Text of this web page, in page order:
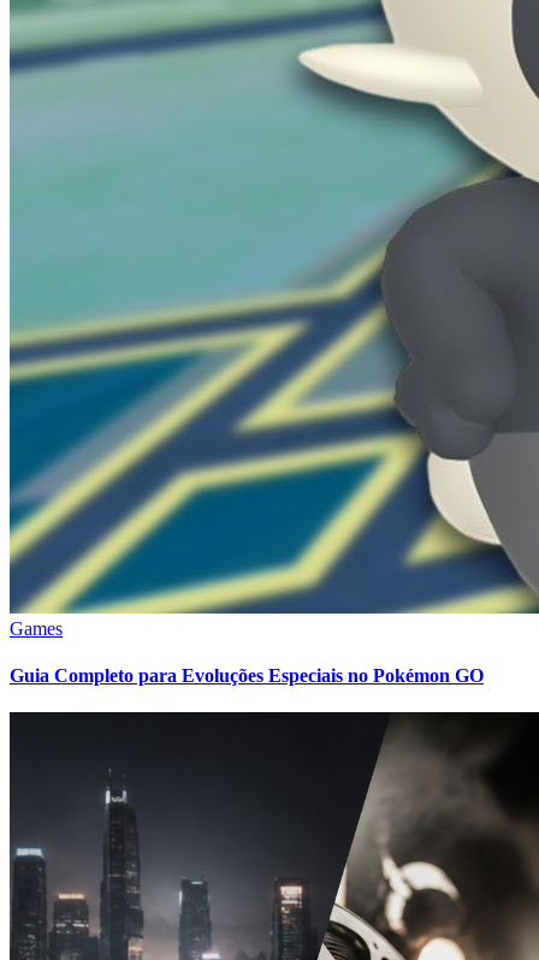
Games
Guia Completo para Evoluções Especiais no Pokémon GO